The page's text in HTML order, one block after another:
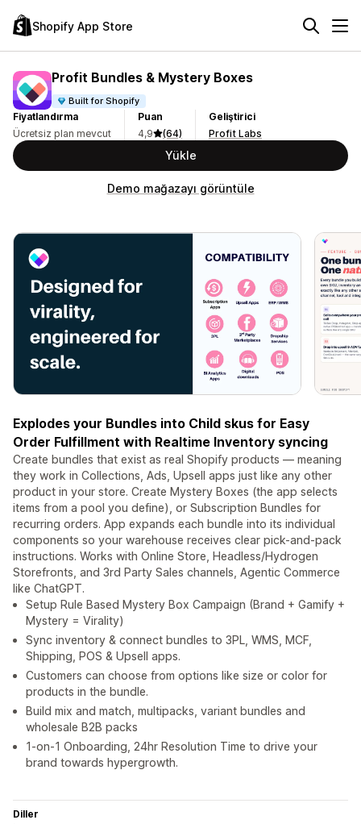
Shopify App Store
Profit Bundles & Mystery Boxes
Built for Shopify
Fiyatlandırma
Ücretsiz plan mevcut
Puan
4,9
(64)
Geliştirici
Profit Labs
Yükle
Demo mağazayı görüntüle
Explodes your Bundles into Child skus for Easy
Order Fulfillment with Realtime Inventory syncing
Create bundles that exist as real Shopify products — meaning
they work in Collections, Ads, Upsell apps just like any other
product in your store. Create Mystery Boxes (the app selects
items from a pool you define), or Subscription Bundles for
recurring orders. App expands each bundle into its individual
components so your warehouse receives clear pick-and-pack
instructions. Works with Online Store, Headless/Hydrogen
Storefronts, and 3rd Party Sales channels, Agentic Commerce
like ChatGPT.
Setup Rule Based Mystery Box Campaign (Brand + Gamify +
Mystery = Virality)
Sync inventory & connect bundles to 3PL, WMS, MCF,
Shipping, POS & Upsell apps.
Customers can choose from options like size or color for
products in the bundle.
Build mix and match, multipacks, variant bundles and
wholesale B2B packs
1-on-1 Onboarding, 24hr Resolution Time to drive your
brand towards hypergrowth.
Diller